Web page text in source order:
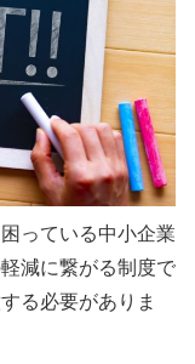
っている中小企業
減に繋がる制度で
る必要がありま